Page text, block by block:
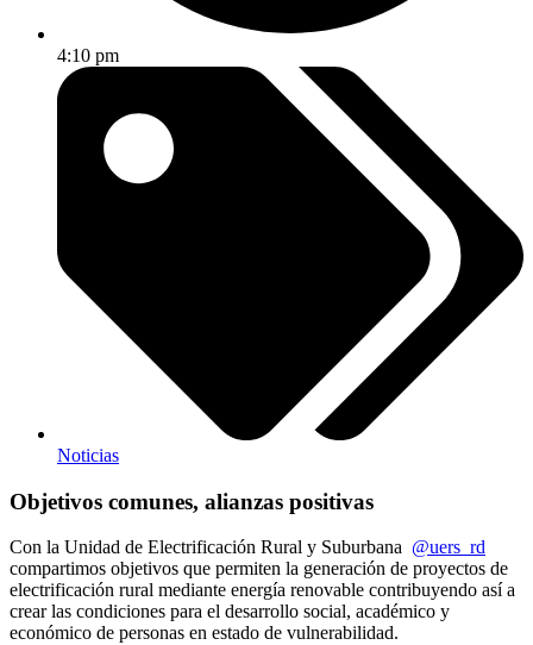
4:10 pm
Noticias
Objetivos comunes, alianzas positivas
Con la Unidad de Electrificación Rural y Suburbana @uers_rd
compartimos objetivos que permiten la generación de proyectos de
electrificación rural mediante energía renovable contribuyendo así a
crear las condiciones para el desarrollo social, académico y
económico de personas en estado de vulnerabilidad.